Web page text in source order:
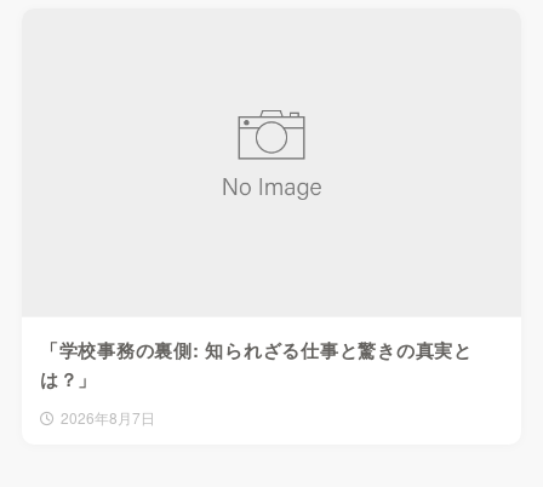
「学校事務の裏側: 知られざる仕事と驚きの真実と
は？」
2026年8月7日